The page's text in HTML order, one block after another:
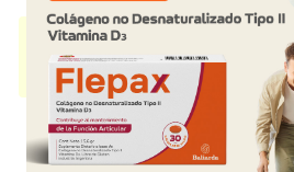
PERPIEL ABSORCION INMEDIATA
Hidratante Nutriente dérmico. Es producido
cuenta con 4 presentaciones disponibles.
Explorar más
Otros productos convit.a